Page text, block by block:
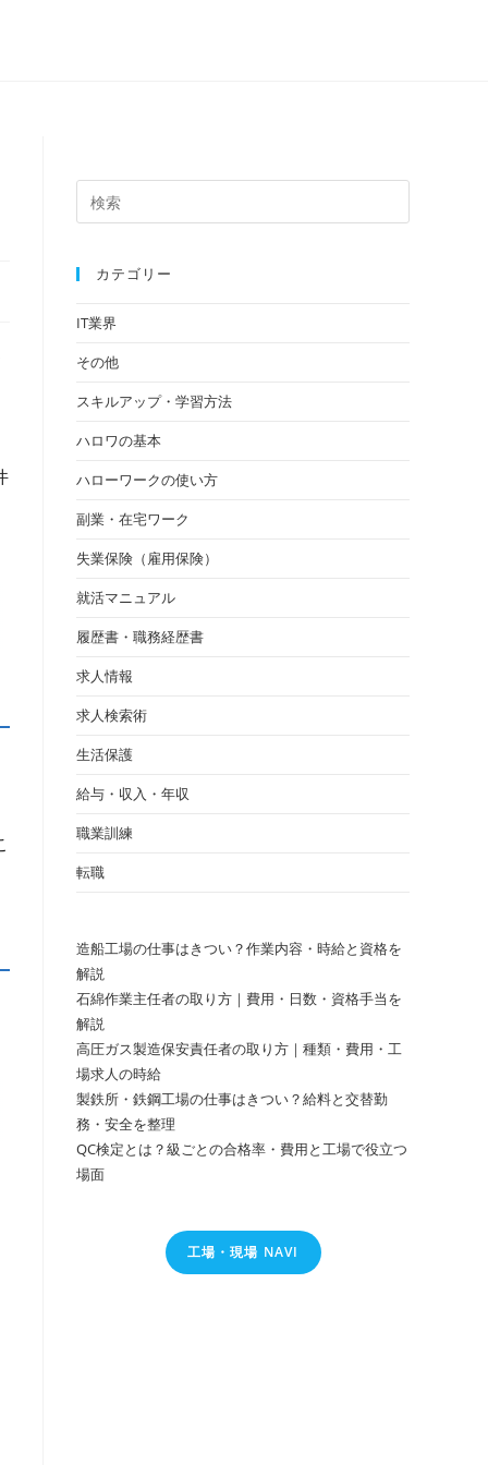
カテゴリー
IT業界
その他
スキルアップ・学習方法
ハロワの基本
ハローワークの使い方
副業・在宅ワーク
失業保険（雇用保険）
就活マニュアル
履歴書・職務経歴書
求人情報
求人検索術
生活保護
給与・収入・年収
職業訓練
転職
造船工場の仕事はきつい？作業内容・時給と資格を
解説
石綿作業主任者の取り方｜費用・日数・資格手当を
解説
高圧ガス製造保安責任者の取り方｜種類・費用・工
場求人の時給
製鉄所・鉄鋼工場の仕事はきつい？給料と交替勤
務・安全を整理
QC検定とは？級ごとの合格率・費用と工場で役立つ
場面
工場・現場 NAVI